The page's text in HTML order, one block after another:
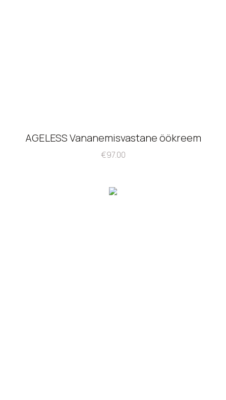
AGELESS Vananemisvastane öökreem
€97.00